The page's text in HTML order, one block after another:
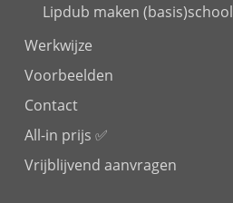
Lipdub maken (basis)school
Werkwijze
Voorbeelden
Contact
All-in prijs ✅
Vrijblijvend aanvragen